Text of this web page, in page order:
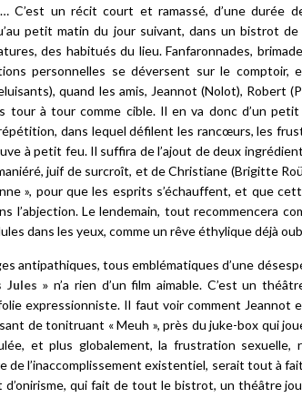
C’est un récit court et ramassé, d’une durée
petit matin du jour suivant, dans un bistrot
des habitués du lieu. Fanfaronnades,
personnelles se déversent sur le comptoir,
quand les amis, Jeannot (Nolot), Robert
tour à tour comme cible. Il en va donc d’un
dans lequel défilent les rancœurs, les
à petit feu. Il suffira de l’ajout de deux
juif de surcroît, et de Christiane (Brigitte
», pour que les esprits s’échauffent, et que
l’abjection. Le lendemain, tout recommencera
dans les yeux, comme un rêve éthylique déjà
antipathiques, tous emblématiques d’une
Jules » n’a rien d’un film aimable. C’est un
expressionniste. Il faut voir comment Jeannot
de tonitruant « Meuh », près du juke-box qui
et plus globalement, la frustration sexuelle,
l’inaccomplissement existentiel, serait tout à
qui fait de tout le bistrot, un théâtre